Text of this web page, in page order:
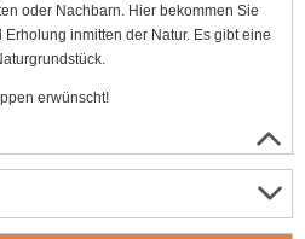
oder Nachbarn. Hier bekommen Sie
inmitten der Natur. Es gibt eine
erwünscht!